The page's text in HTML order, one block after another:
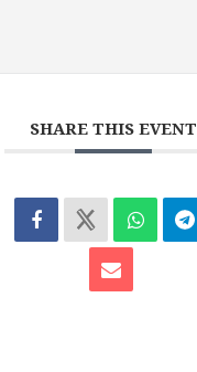
SHARE THIS EVENT